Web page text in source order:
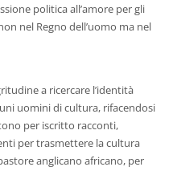
politica all’amore per gli
nel Regno dell’uomo ma nel
a ricercare l’identità
uomini di cultura, rifacendosi
per iscritto racconti,
per trasmettere la cultura
anglicano africano, per